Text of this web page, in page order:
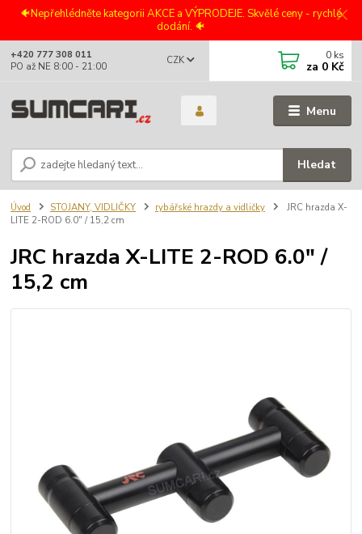
🐠Nepřehlédněte kategorii AKCE a VÝPRODEJE. Skvělé ceny - rychlé
dodání. 🐠
Menu
CZK
Hledat
+420 777 308 011
PO až NE 8:00 - 21:00
0 ks
za 0 Kč
Úvod STOJANY, VIDLIČKY rybářské hrazdy a vidličky
JRC hrazda X-
LITE 2-ROD 6.0" / 15,2 cm
JRC hrazda X-LITE 2-ROD 6.0" /
15,2 cm